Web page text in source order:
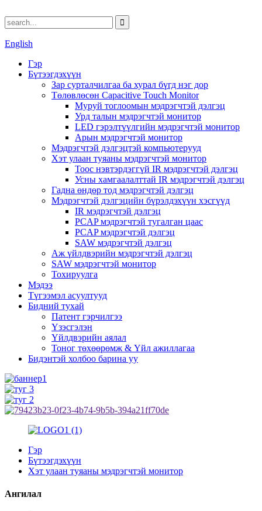
English
Гэр
Бүтээгдэхүүн
Зар сурталчилгаа ба хурал бүгд нэг дор
Төлөвлөсөн Capacitive Touch Monitor
Муруй тоглоомын мэдрэгчтэй дэлгэц
Урд талын мэдрэгчтэй монитор
LED гэрэлтүүлгийн мэдрэгчтэй монитор
Арын мэдрэгчтэй монитор
Мэдрэгчтэй дэлгэцтэй компьютерууд
Хэт улаан туяаны мэдрэгчтэй монитор
Тоос нэвтэрдэггүй IR мэдрэгчтэй дэлгэц
Усны хамгаалалттай IR мэдрэгчтэй дэлгэц
Гадна өндөр тод мэдрэгчтэй дэлгэц
Мэдрэгчтэй дэлгэцийн бүрэлдэхүүн хэсгүүд
IR мэдрэгчтэй дэлгэц
PCAP мэдрэгчтэй тугалган цаас
PCAP мэдрэгчтэй дэлгэц
SAW мэдрэгчтэй дэлгэц
Аж үйлдвэрийн мэдрэгчтэй дэлгэц
SAW мэдрэгчтэй монитор
Тохируулга
Мэдээ
Түгээмэл асуултууд
Бидний тухай
Патент гэрчилгээ
Үзэсгэлэн
Үйлдвэрийн аялал
Тоног төхөөрөмж & Үйл ажиллагаа
Бидэнтэй холбоо барина уу
Гэр
Бүтээгдэхүүн
Хэт улаан туяаны мэдрэгчтэй монитор
Ангилал